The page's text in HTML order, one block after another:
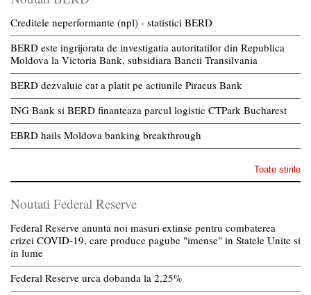
Creditele neperformante (npl) - statistici BERD
BERD este ingrijorata de investigatia autoritatilor din Republica
Moldova la Victoria Bank, subsidiara Bancii Transilvania
BERD dezvaluie cat a platit pe actiunile Piraeus Bank
ING Bank si BERD finanteaza parcul logistic CTPark Bucharest
EBRD hails Moldova banking breakthrough
Toate stirile
Noutati Federal Reserve
Federal Reserve anunta noi masuri extinse pentru combaterea
crizei COVID-19, care produce pagube "imense" in Statele Unite si
in lume
Federal Reserve urca dobanda la 2,25%